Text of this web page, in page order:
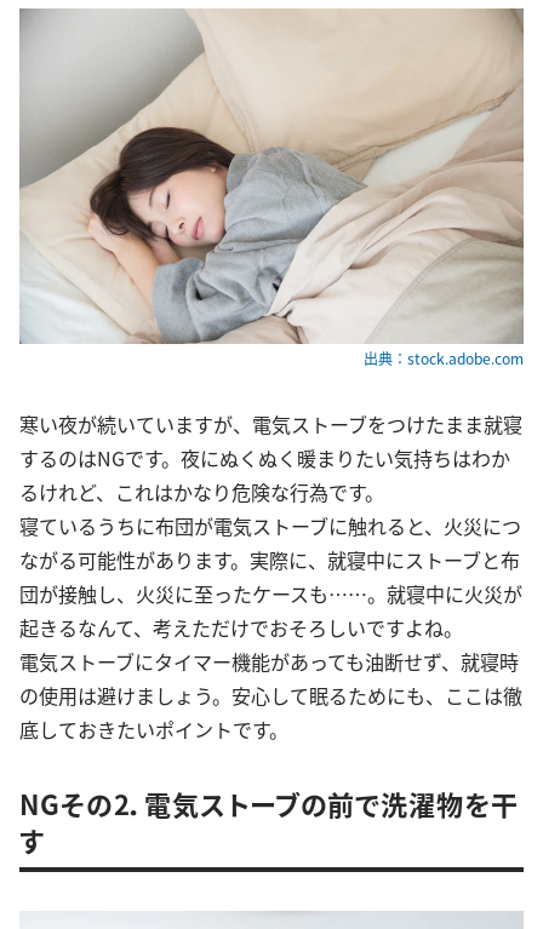
出典：stock.adobe.com
寒い夜が続いていますが、電気ストーブをつけたまま就寝
するのはNGです。夜にぬくぬく暖まりたい気持ちはわか
るけれど、これはかなり危険な行為です。
寝ているうちに布団が電気ストーブに触れると、火災につ
ながる可能性があります。実際に、就寝中にストーブと布
団が接触し、火災に至ったケースも……。就寝中に火災が
起きるなんて、考えただけでおそろしいですよね。
電気ストーブにタイマー機能があっても油断せず、就寝時
の使用は避けましょう。安心して眠るためにも、ここは徹
底しておきたいポイントです。
NGその2．電気ストーブの前で洗濯物を干
す